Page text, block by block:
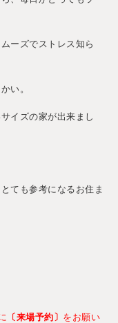
ーズでストレス知ら
い。
イズの家が出来まし
ても参考になるお住ま
〔来場予約〕 をお願い